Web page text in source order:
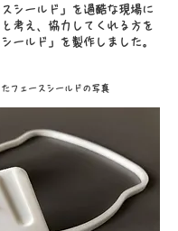
シールド」を過酷な現場に
考え、協力してくれる方を
ールド」を製作しました。
フェースシールドの写真